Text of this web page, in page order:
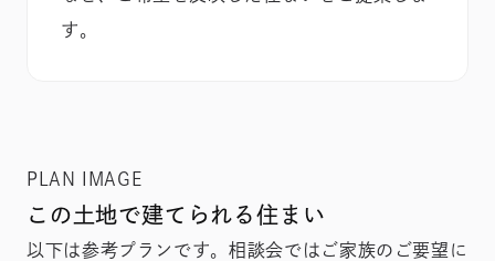
す。
PLAN IMAGE
この土地で建てられる住まい
以下は参考プランです。相談会ではご家族のご要望に